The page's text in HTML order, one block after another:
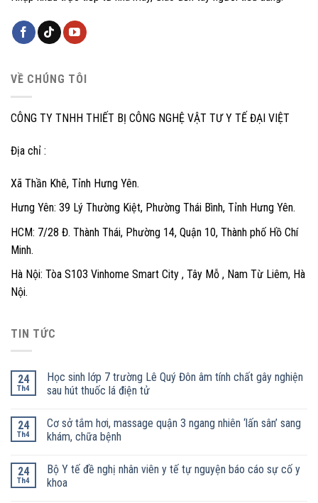
VỀ CHÚNG TÔI
CÔNG TY TNHH THIẾT BỊ CÔNG NGHỆ VẬT TƯ Y TẾ ĐẠI VIỆT
Địa chỉ :
Xã Thần Khê, Tỉnh Hưng Yên.
Hưng Yên: 39 Lý Thường Kiệt, Phường Thái Bình, Tỉnh Hưng Yên.
HCM: 7/28 Đ. Thành Thái, Phường 14, Quận 10, Thành phố Hồ Chí
Minh.
Hà Nội: Tòa S103 Vinhome Smart City , Tây Mỗ , Nam Từ Liêm, Hà
Nội.
TIN TỨC
24
Th4
Học sinh lớp 7 trường Lê Quý Đôn âm tính chất gây nghiện
sau hút thuốc lá điện tử
24
Th4
Cơ sở tắm hơi, massage quận 3 ngang nhiên ‘lấn sân’ sang
khám, chữa bệnh
24
Th4
Bộ Y tế đề nghị nhân viên y tế tự nguyện báo cáo sự cố y
khoa